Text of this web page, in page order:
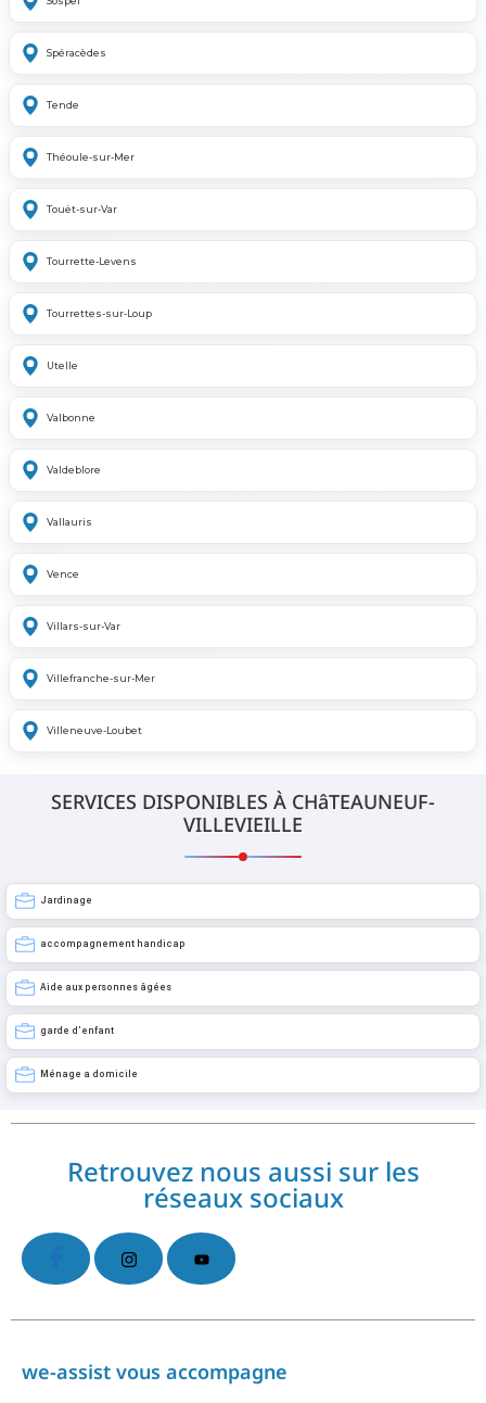
Spéracèdes
Tende
Théoule-sur-Mer
Touët-sur-Var
Tourrette-Levens
Tourrettes-sur-Loup
Utelle
Valbonne
Valdeblore
Vallauris
Vence
Villars-sur-Var
Villefranche-sur-Mer
Villeneuve-Loubet
SERVICES DISPONIBLES À CHâTEAUNEUF-
VILLEVIEILLE
Jardinage
accompagnement handicap
Aide aux personnes âgées
garde d’enfant
Ménage a domicile
Retrouvez nous aussi sur les
réseaux sociaux
we-assist vous accompagne